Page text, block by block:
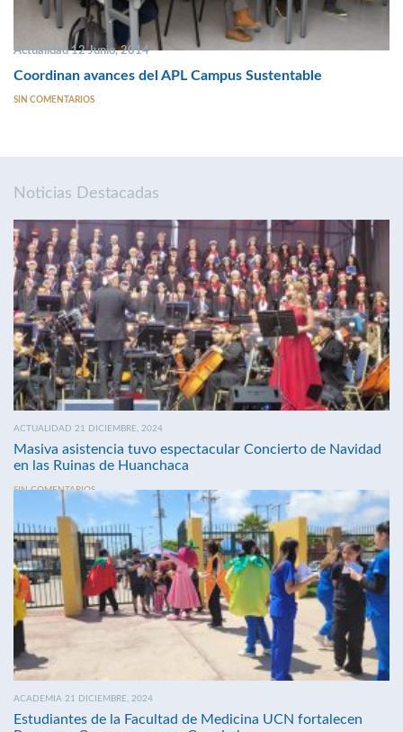
Actualidad 12 Junio, 2014
Coordinan avances del APL Campus Sustentable
SIN COMENTARIOS
Noticias Destacadas
ACTUALIDAD 21 DICIEMBRE, 2024
Masiva asistencia tuvo espectacular Concierto de Navidad
en las Ruinas de Huanchaca
SIN COMENTARIOS
ACADEMIA 21 DICIEMBRE, 2024
Estudiantes de la Facultad de Medicina UCN fortalecen